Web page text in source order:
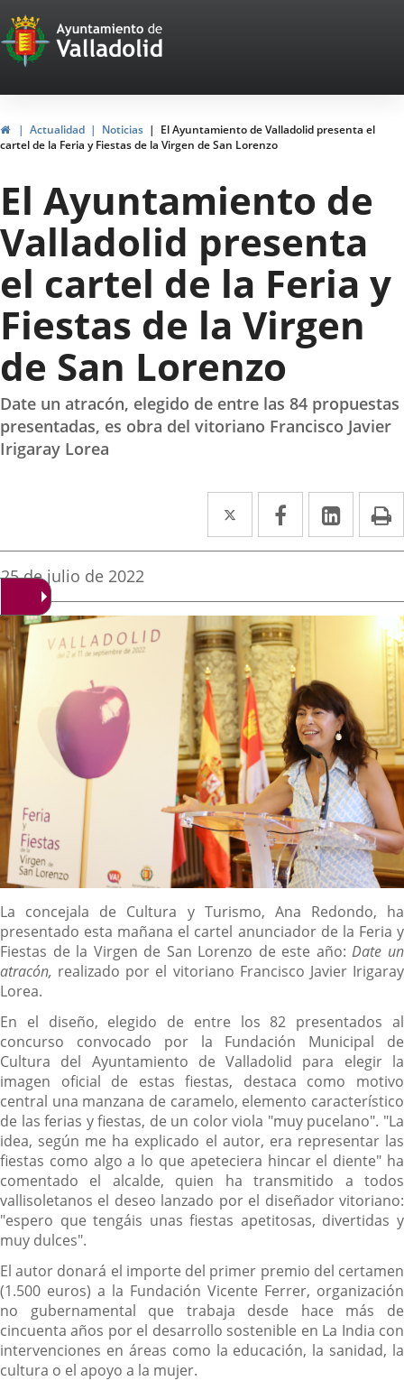
Portal
Web
del
Ayuntamiento
de
Valladolid
InicioActualidad Noticias
El Ayuntamiento de Valladolid presenta el
cartel de la Feria y Fiestas de la Virgen de San Lorenzo
El Ayuntamiento de
Valladolid presenta
el cartel de la Feria y
Fiestas de la Virgen
de San Lorenzo
Date un atracón, elegido de entre las 84 propuestas
presentadas, es obra del vitoriano Francisco Javier
Irigaray Lorea
Twitter
Enlace
a
aplicación
externa.
Facebook
Enlace
a
aplicación
externa.
Enlace
a
Fecha
noticia
25 de julio de 2022
Descripción
La concejala de Cultura y Turismo, Ana Redondo, ha
presentado esta mañana el cartel anunciador de la Feria y
Fiestas de la Virgen de San Lorenzo de este año:Date un
atracón, realizado por el vitoriano Francisco Javier Irigaray
Lorea.
En el diseño, elegido de entre los 82 presentados al
concurso convocado por la Fundación Municipal de
Cultura del Ayuntamiento de Valladolid para elegir la
imagen oficial de estas fiestas, destaca como motivo
central una manzana de caramelo, elemento característico
de las ferias y fiestas, de un color viola "muy pucelano". "La
idea, según me ha explicado el autor, era representar las
fiestas como algo a lo que apeteciera hincar el diente" ha
comentado el alcalde, quien ha transmitido a todos
vallisoletanos el deseo lanzado por el diseñador vitoriano:
"espero que tengáis unas fiestas apetitosas, divertidas y
muy dulces".
El autor donará el importe del primer premio del certamen
(1.500 euros) a la Fundación Vicente Ferrer, organización
no gubernamental que trabaja desde hace más de
cincuenta años por el desarrollo sostenible en La India con
intervenciones en áreas como la educación, la sanidad, la
cultura o el apoyo a la mujer.